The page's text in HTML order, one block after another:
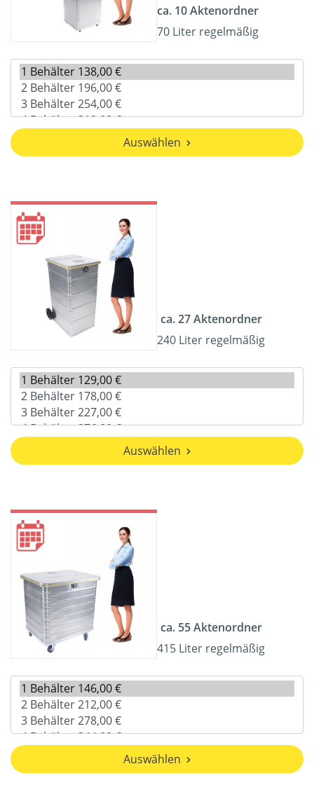
ca. 10 Aktenordner
70 Liter regelmäßig
Auswählen
ca. 27 Aktenordner
240 Liter regelmäßig
Auswählen
ca. 55 Aktenordner
415 Liter regelmäßig
Auswählen